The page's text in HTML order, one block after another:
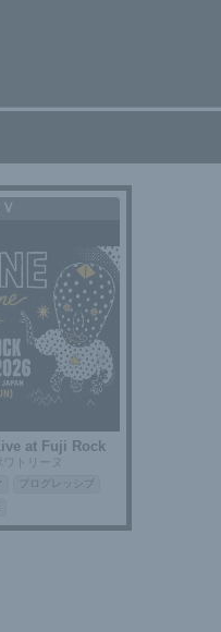
at Fuji Rock
トリーヌ
プログレッシブ